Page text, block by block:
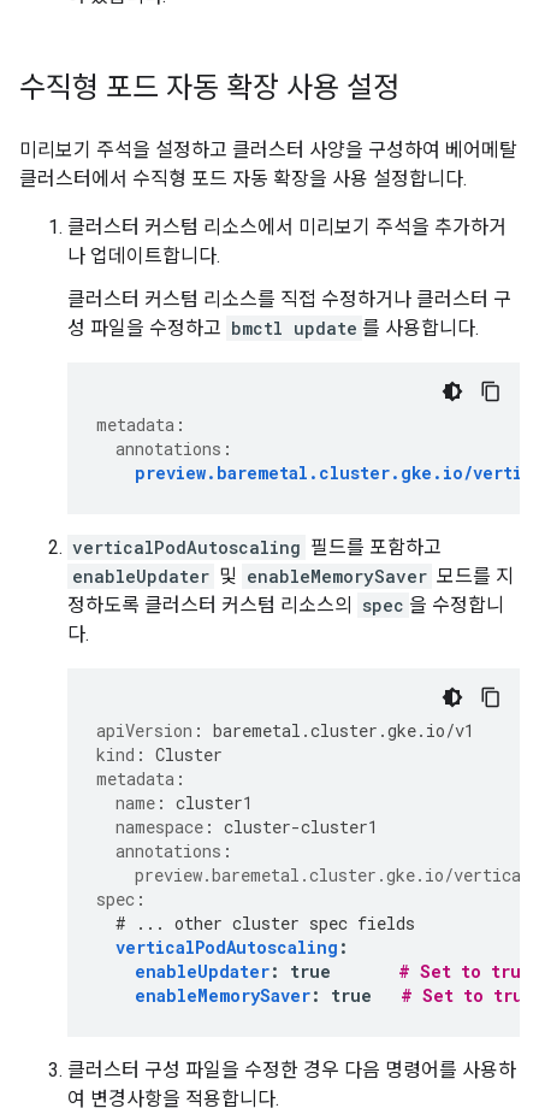
수직형 포드 자동 확장 사용 설정
미리보기 주석을 설정하고 클러스터 사양을 구성하여 베어메탈
클러스터에서 수직형 포드 자동 확장을 사용 설정합니다.
클러스터 커스텀 리소스에서 미리보기 주석을 추가하거
나 업데이트합니다.
클러스터 커스텀 리소스를 직접 수정하거나 클러스터 구
성 파일을 수정하고 bmctl update 를 사용합니다.
metadata :
annotations :
preview.baremetal.cluster.gke.io/
verticalPodAutoscaling 필드를 포함하고
enableUpdater 및 enableMemorySaver 모드를 지
정하도록 클러스터 커스텀 리소스의
spec 을 수정합니
다.
apiVersion : baremetal.cluster.gke.io/v1
kind : Cluster
metadata :
name : cluster1
namespace : cluster-cluster1
annotations :
preview.baremetal.cluster.gke.io/vertical-
spec :
# ... other cluster spec fields
verticalPodAutoscaling :
enableUpdater: true
# Set to true
enableMemorySaver: true # Set to true
클러스터 구성 파일을 수정한 경우 다음 명령어를 사용하
여 변경사항을 적용합니다.